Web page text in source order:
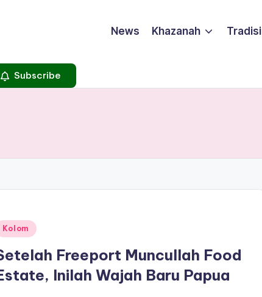
News Khazanah Tradisi
Subscribe
Kolom
Freeport Muncullah Food
Inilah Wajah Baru Papua